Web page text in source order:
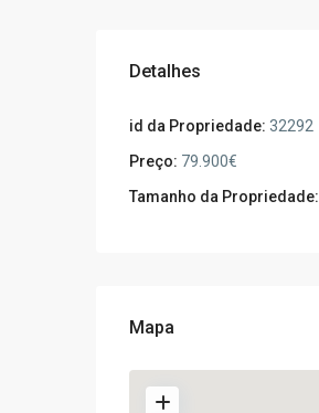
Detalhes
id da Propriedade: 32292
Preço: 79.900€
Tamanho da Propriedade:
Mapa